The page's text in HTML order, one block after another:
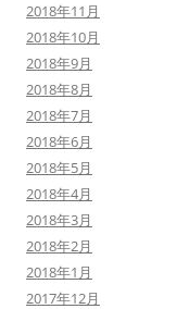
2018年11月
2018年10月
2018年9月
2018年8月
2018年7月
2018年6月
2018年5月
2018年4月
2018年3月
2018年2月
2018年1月
2017年12月